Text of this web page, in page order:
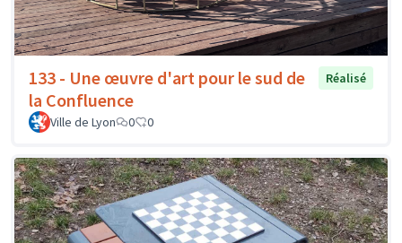
133 - Une œuvre d'art pour le sud de
la Confluence
Réalisé
Ville de Lyon 0 0